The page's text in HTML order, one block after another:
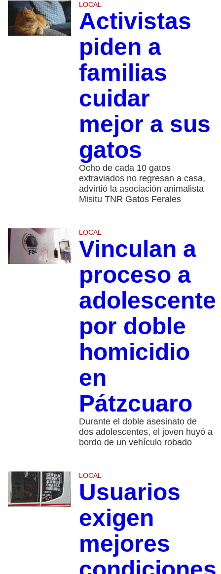
LOCAL
Activistas
piden a
familias
cuidar
mejor a sus
gatos
Ocho de cada 10 gatos
extraviados no regresan a casa,
advirtió la asociación animalista
Misitu TNR Gatos Ferales
LOCAL
Vinculan a
proceso a
adolescente
por doble
homicidio
en
Pátzcuaro
Durante el doble asesinato de
dos adolescentes, el joven huyó a
bordo de un vehículo robado
LOCAL
Usuarios
exigen
mejores